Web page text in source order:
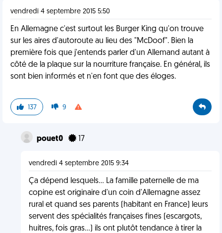
vendredi 4 septembre 2015 5:50
En Allemagne c'est surtout les Burger King qu'on trouve
sur les aires d'autoroute au lieu des "McDoof". Bien la
première fois que j'entends parler d'un Allemand autant à
côté de la plaque sur la nourriture française. En général, ils
sont bien informés et n'en font que des éloges.
137 9
pouet0 17
vendredi 4 septembre 2015 9:34
Ça dépend lesquels... La famille paternelle de ma
copine est originaire d'un coin d'Allemagne assez
rural et quand ses parents (habitant en France) leurs
servent des spécialités françaises fines (escargots,
huitres, fois gras...) ils ont plutôt tendance à tirer la